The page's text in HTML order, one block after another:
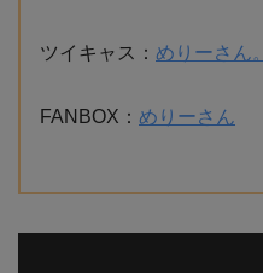
ツイキャス： めりーさん。
FANBOX： めりーさん